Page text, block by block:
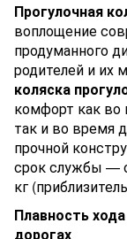
Прогулочная
воплощение
продуманного
родителей и их
коляска
комфорт как во
так и во время
прочной
срок службы —
кг
Плавность
дорогах